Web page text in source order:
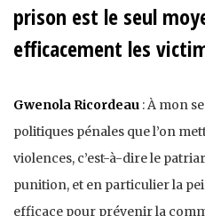
prison est le seul
efficacement les
Gwenola Ricordeau : À mon
politiques pénales que l’on
violences, c’est-à-dire le
punition, et en particulier la
efficace pour prévenir la